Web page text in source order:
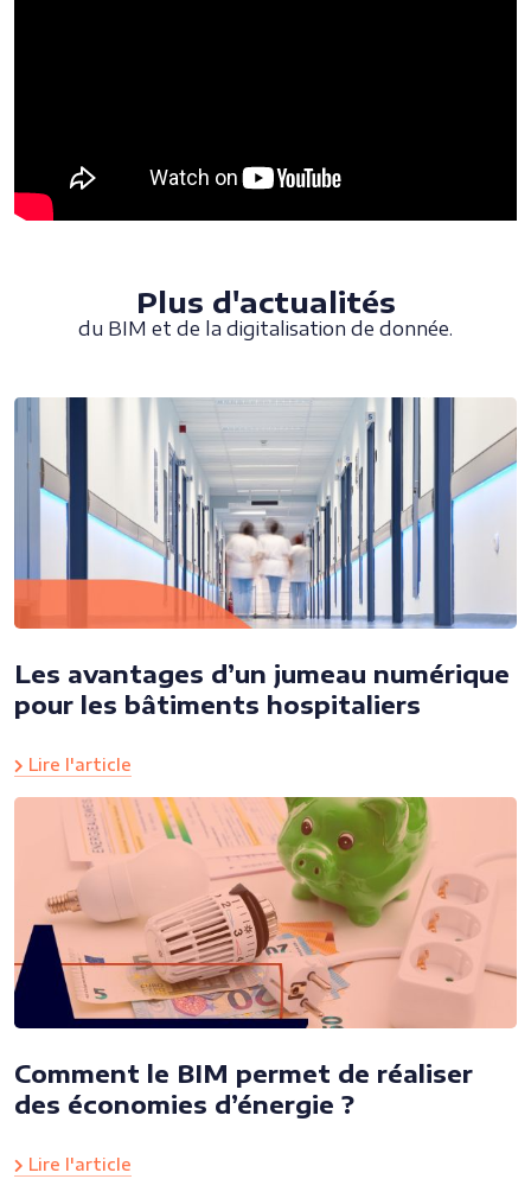
Plus d'actualités
du BIM et de la digitalisation de donnée.
Les avantages d’un jumeau numérique
pour les bâtiments hospitaliers
Lire l'article
Comment le BIM permet de réaliser
des économies d’énergie ?
Lire l'article